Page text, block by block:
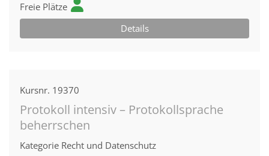
Freie Plätze
Details
Kursnr. 19370
Protokoll intensiv – Protokollsprache
beherrschen
Kategorie Recht und Datenschutz